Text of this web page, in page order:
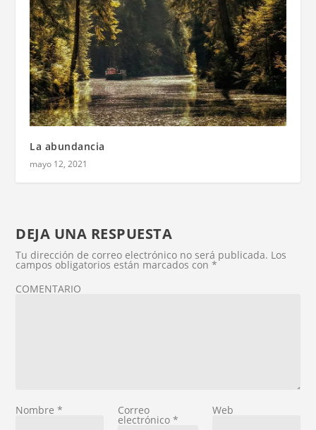
La abundancia
mayo 12, 2021
DEJA UNA RESPUESTA
Tu dirección de correo electrónico no será publicada. Los
campos obligatorios están marcados con*
COMENTARIO
Nombre* Correo
electrónico *
Web